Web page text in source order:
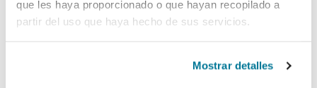
que les haya proporcionado o que hayan recopilado a
partir del uso que haya hecho de sus servicios.
Mostrar detalles
movido del diálogo sobre reconciliación racial y
los esfuerzos para unir a congregaciones de
forma importante la equidad y la inclusión de las